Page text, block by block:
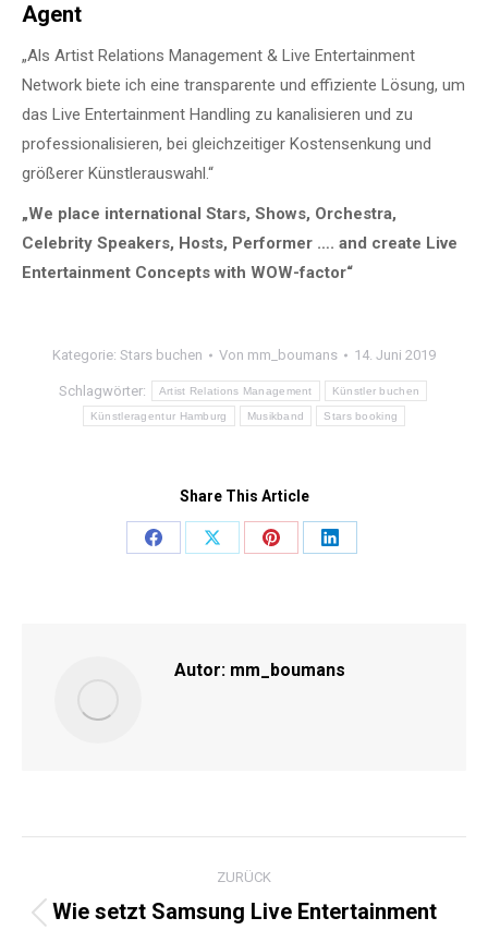
Agent
„Als Artist Relations Management & Live Entertainment
Network biete ich eine transparente und effiziente Lösung, um
das Live Entertainment Handling zu kanalisieren und zu
professionalisieren, bei gleichzeitiger Kostensenkung und
größerer Künstlerauswahl.“
„We place international Stars, Shows, Orchestra,
Celebrity Speakers, Hosts, Performer …. and create Live
Entertainment Concepts with WOW-factor“
Kategorie: Stars buchen Von mm_boumans 14. Juni 2019
Schlagwörter: Artist Relations Management Künstler buchen
Künstleragentur Hamburg Musikband Stars booking
Share This Article
Share
Share
Share
Share
Autor: mm_boumans
ZURÜCK
Wie setzt Samsung Live Entertainment